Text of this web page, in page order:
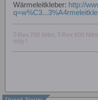
Wärmeleitkleber: http://
q=w%C3...3%A4rmeleitkle
T-Rex 700 Nitro, T-Rex 600
only !